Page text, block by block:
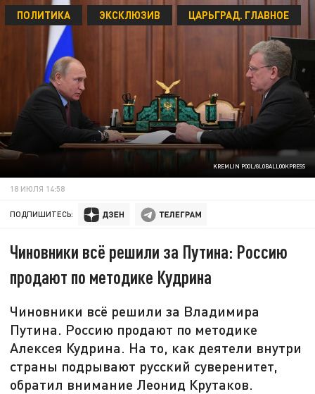
KREMLIN POOL/GLOBALLOOKPRESS
ПОЛИТИКА ЭКСКЛЮЗИВ ЦАРЬГРАД. ГЛАВНОЕ
18 ИЮЛЯ 14:58
ПОДПИШИТЕСЬ:
Чиновники всё решили за Путина: Россию
продают по методике Кудрина
Чиновники всё решили за Владимира
Путина. Россию продают по методике
Алексея Кудрина. На то, как деятели внутри
страны подрывают русский суверенитет,
обратил внимание Леонид Крутаков.